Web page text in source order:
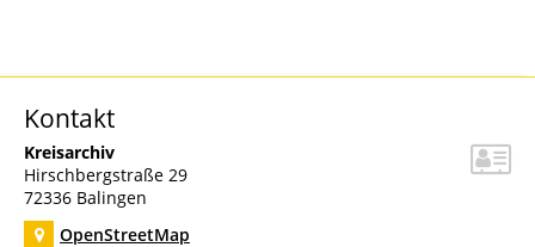
Kontakt
Kreisarchiv
Hirschbergstraße 29
72336 Balingen
OpenStreetMap